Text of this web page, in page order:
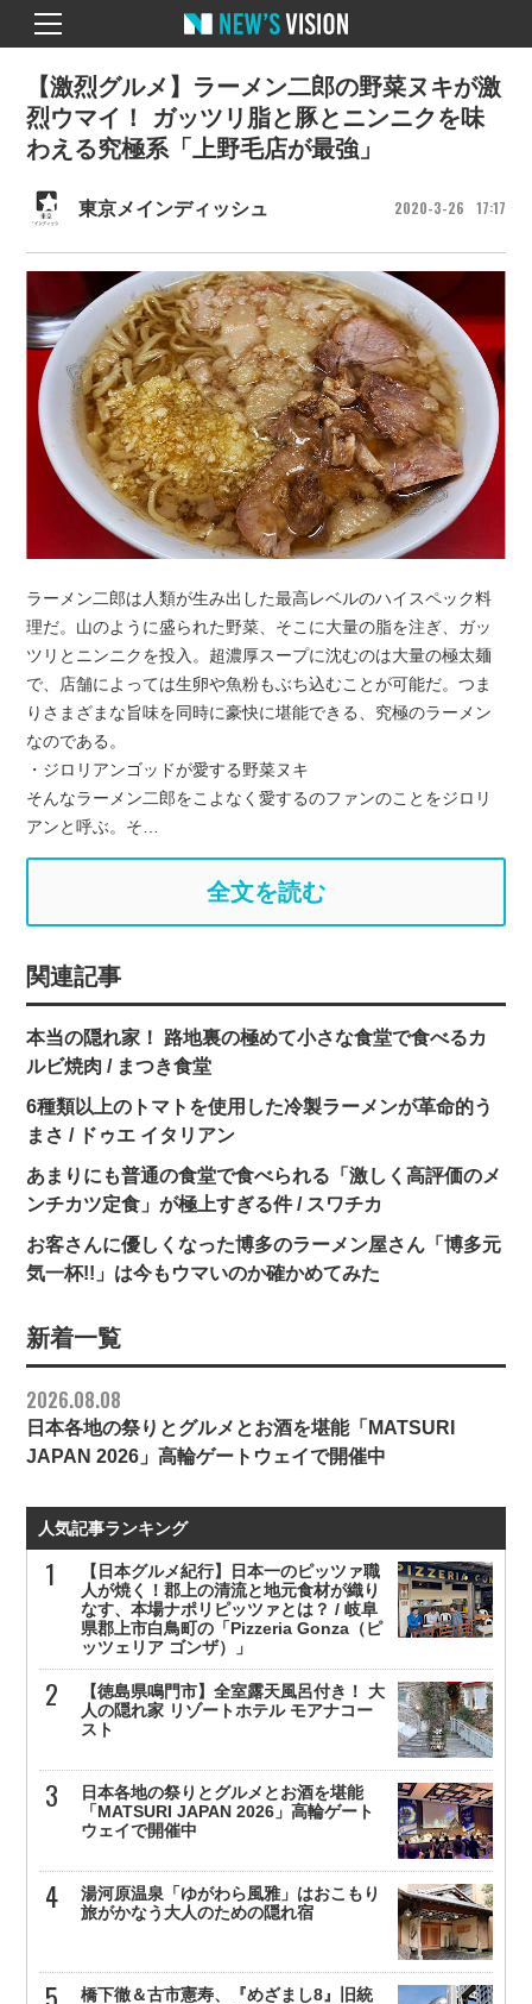
東京メインディッシュ 2020 3 26 17 17
【激烈グルメ】ラーメン二郎の野菜ヌキが激
烈ウマイ！ ガッツリ脂と豚とニンニクを味
わえる究極系「上野毛店が最強」
ラーメン二郎は人類が生み出した最高レベルのハイスペック料
理だ。山のように盛られた野菜、そこに大量の脂を注ぎ、ガッ
ツリとニンニクを投入。超濃厚スープに沈むのは大量の極太麺
で、店舗によっては生卵や魚粉もぶち込むことが可能だ。つま
りさまざまな旨味を同時に豪快に堪能できる、究極のラーメン
なのである。
・ジロリアンゴッドが愛する野菜ヌキ
そんなラーメン二郎をこよなく愛するのファンのことをジロリ
アンと呼ぶ。そ…
全文を読む
関連記事
本当の隠れ家！ 路地裏の極めて小さな食堂で食べるカ
ルビ焼肉 / まつき食堂
6種類以上のトマトを使用した冷製ラーメンが革命的う
まさ / ドゥエ イタリアン
あまりにも普通の食堂で食べられる「激しく高評価のメ
ンチカツ定食」が極上すぎる件 / スワチカ
お客さんに優しくなった博多のラーメン屋さん「博多元
気一杯!!」は今もウマいのか確かめてみた
新着一覧
2026.08.08
日本各地の祭りとグルメとお酒を堪能「MATSURI
JAPAN 2026」高輪ゲートウェイで開催中
人気記事ランキング
【日本グルメ紀行】日本一のピッツァ職
人が焼く！郡上の清流と地元食材が織り
なす、本場ナポリピッツァとは？ / 岐阜
県郡上市白鳥町の「Pizzeria Gonza（ピ
ッツェリア ゴンザ）」
【徳島県鳴門市】全室露天風呂付き！ 大
人の隠れ家 リゾートホテル モアナコー
スト
日本各地の祭りとグルメとお酒を堪能
「MATSURI JAPAN 2026」高輪ゲート
ウェイで開催中
湯河原温泉「ゆがわら風雅」はおこもり
旅がかなう大人のための隠れ宿
橋下徹＆古市憲寿、『めざまし8』旧統